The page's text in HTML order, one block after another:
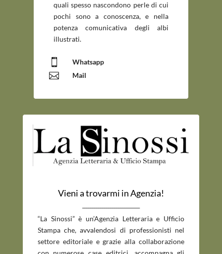
quali spesso nascondono perle di cui
pochi sono a conoscenza, e nella
potenza comunicativa degli albi
illustrati.
 Whatsapp
 Mail
Vieni a trovarmi in Agenzia!
“La Sinossi” è un’Agenzia Letteraria e Ufficio
Stampa che, avvalendosi di professionisti nel
settore editoriale e grazie alla collaborazione